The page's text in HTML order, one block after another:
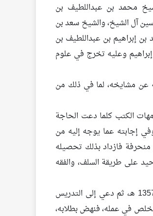
محمد بن عبداللطيف بن
آل الشيخ، والشيخ سعد بن
إبراهيم بن عبداللطيف بن
وعليه تخرج في علوم
عن مشايخه، لما في ذلك من
الكتب كلما دعت الحاجة
إجابته عما يوجه إليه من
فازداد بذلك تحصيله
على طريقة السلف، والفقه
وقد ولى القضاء أول عهده بالحياة العملية أربعة عشر عاما تقريبا ابتداء من 1357 هـ، ثم دعي إلى التدريس
للعالم المحقق، المخلص في عمله، فنهض بطلابه،